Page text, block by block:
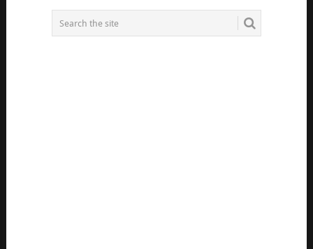
POSTS
NAVIGATION